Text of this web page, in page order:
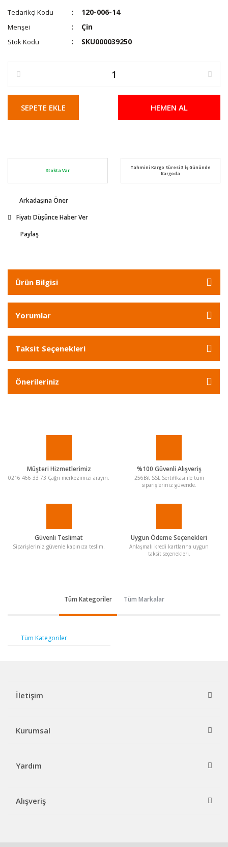
Tedarikçi Kodu 120-006-14
Menşei Çin
Stok Kodu SKU000039250
SEPETE EKLE HEMEN AL
Stokta Var
Tahmini Kargo Süresi 3 İş Gününde
Kargoda
Arkadaşına Öner
Fiyatı Düşünce Haber Ver
Paylaş
Ürün Bilgisi
Yorumlar
Taksit Seçenekleri
Önerileriniz
Müşteri Hizmetlerimiz
0216 466 33 73 Çağrı merkezimizi arayın.
%100 Güvenli Alışveriş
256Bit SSL Sertifikası ile tüm
siparişleriniz güvende.
Güvenli Teslimat
Siparişleriniz güvenle kapınıza teslim.
Uygun Ödeme Seçenekleri
Anlaşmalı kredi kartlarına uygun
taksit seçenekleri.
Tüm Kategoriler Tüm Markalar
Tüm Kategoriler
İletişim
Kurumsal
Yardım
Alışveriş